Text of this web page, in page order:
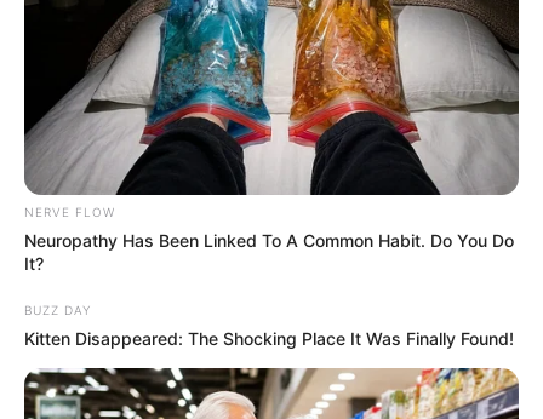
NERVE FLOW
Neuropathy Has Been Linked To A Common Habit. Do You Do
It?
BUZZ DAY
Kitten Disappeared: The Shocking Place It Was Finally Found!